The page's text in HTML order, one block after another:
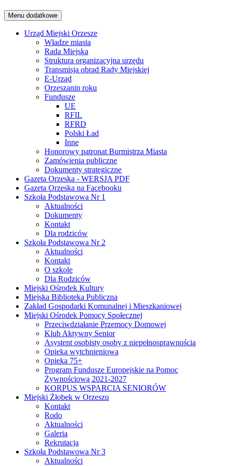
Menu dodatkowe
Urząd Miejski Orzesze
Władze miasta
Rada Miejska
Struktura organizacyjna urzędu
Transmisja obrad Rady Miejskiej
E-Urząd
Orzeszanin roku
Fundusze
UE
RFIL
RFRD
Polski Ład
Inne
Honorowy patronat Burmistrza Miasta
Zamówienia publiczne
Dokumenty strategiczne
Gazeta Orzeska - WERSJA PDF
Gazeta Orzeska na Facebooku
Szkoła Podstawowa Nr 1
Aktualności
Dokumenty
Kontakt
Dla rodziców
Szkoła Podstawowa Nr 2
Aktualności
Kontakt
O szkole
Dla Rodziców
Miejski Ośrodek Kultury
Miejska Biblioteka Publiczna
Zakład Gospodarki Komunalnej i Mieszkaniowej
Miejski Ośrodek Pomocy Społecznej
Przeciwdziałanie Przemocy Domowej
Klub Aktywny Senior
Asystent osobisty osoby z niepełnosprawnością
Opieka wytchnieniowa
Opieka 75+
Program Fundusze Europejskie na Pomoc
Żywnościową 2021-2027
KORPUS WSPARCIA SENIORÓW
Miejski Żłobek w Orzeszu
Kontakt
Rodo
Aktualności
Galeria
Rekrutacja
Szkoła Podstawowa Nr 3
Aktualności